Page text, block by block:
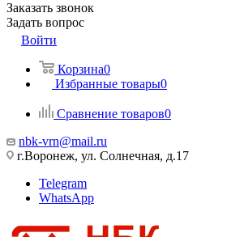
Заказать звонок
Задать вопрос
Войти
Корзина0
Избранные товары0
Сравнение товаров0
nbk-vrn@mail.ru
г.Воронеж, ул. Солнечная, д.17
Telegram
WhatsApp